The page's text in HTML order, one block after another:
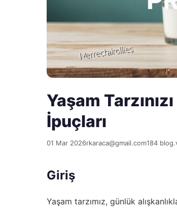
Yaşam
İpuçları
01 Mar 2026rkaraca@gmail.com184
Giriş
Yaşam tarzımız, günlük